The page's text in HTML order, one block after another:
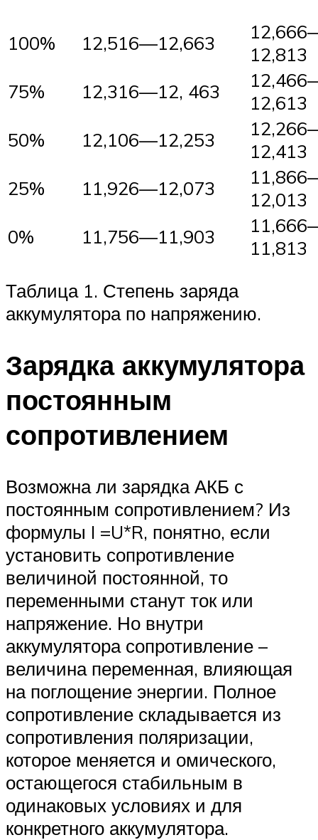
100% 12,516—12,663
12,813
75%
12,316—12, 463
12,613
50%
12,106—12,253
12,413
25%
11,926—12,073
12,013
0%
11,756—11,903
11,813
Таблица 1. Степень заряда
аккумулятора по напряжению.
Зарядка аккумулятора
постоянным
сопротивлением
Возможна ли зарядка АКБ с
постоянным сопротивлением? Из
формулы I =U*R, понятно, если
установить сопротивление
величиной постоянной, то
переменными станут ток или
напряжение. Но внутри
аккумулятора сопротивление –
величина переменная, влияющая
на поглощение энергии. Полное
сопротивление складывается из
сопротивления поляризации,
которое меняется и омического,
остающегося стабильным в
одинаковых условиях и для
конкретного аккумулятора.